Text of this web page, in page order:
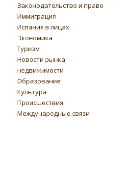
Законодательство и право
Иммиграция
Испания в лицах
Экономика
Туризм
Новости рынка
недвижимости
Образование
Культура
Происшествия
Международные связи